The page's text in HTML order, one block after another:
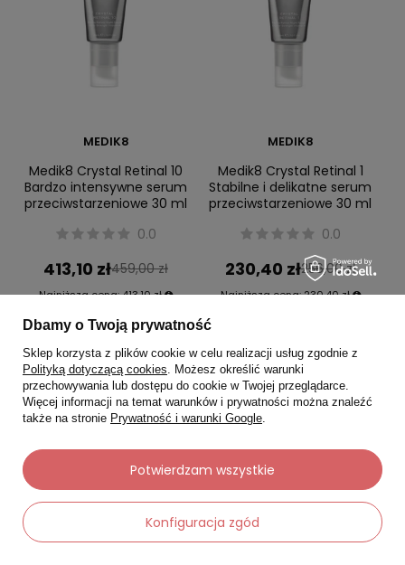
MEDIK8
Medik8 Crystal Retinal 10
Bardzo intensywne serum
przeciwstarzeniowe 30 ml
0.0
413,10 zł459,00 zł
Najniższa cena:413,10 zł
Do koszyka
MEDIK8
Medik8 Crystal Retinal 1
Stabilne i delikatne serum
przeciwstarzeniowe 30 ml
0.0
230,40 zł256,00 zł
Najniższa cena:230,40 zł
Do koszyka
Okazja
Dostawa za 0 zł
Okazja
Dbamy o Twoją prywatność
Sklep korzysta z plików cookie w celu realizacji usług zgodnie z
Polityką dotyczącą cookies. Możesz określić warunki
przechowywania lub dostępu do cookie w Twojej przeglądarce.
Więcej informacji na temat warunków i prywatności można znaleźć
także na stronie Prywatność i warunki Google.
Konfiguracja zgód
Potwierdzam wszystkie